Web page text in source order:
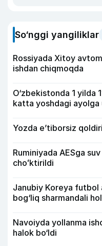
So‘nggi yangiliklar
Rossiyada Xitoy
ishdan chiqmoqda
O‘zbekistonda 1 yilda
katta yoshdagi ayolga
Yozda e’tiborsiz
Ruminiyada AESga
choʻktirildi
Janubiy Koreya futbol
bog‘liq sharmandali
Navoiyda yollanma
halok bo‘ldi